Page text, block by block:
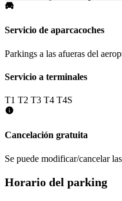
Servicio de aparcacoches
Parkings a las afueras del
Servicio a terminales
T1 T2 T3 T4 T4S
Cancelación gratuita
Se puede modificar/cancelar
Horario del parking